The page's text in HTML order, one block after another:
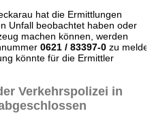
hat die Ermittlungen
Unfall beobachtet haben oder
machen können, werden
0621 / 83397-0 zu
könnte für die Ermittler
Verkehrspolizei in